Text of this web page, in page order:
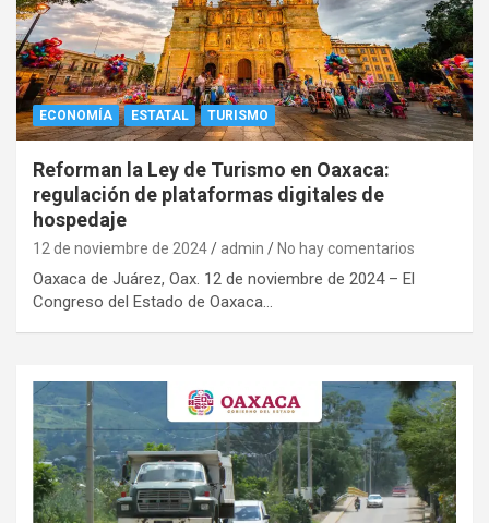
ECONOMÍA ESTATAL TURISMO
Reforman la Ley de Turismo en Oaxaca:
regulación de plataformas digitales de
hospedaje
12 de noviembre de 2024 admin No hay comentarios
Oaxaca de Juárez, Oax. 12 de noviembre de 2024 – El
Congreso del Estado de Oaxaca…